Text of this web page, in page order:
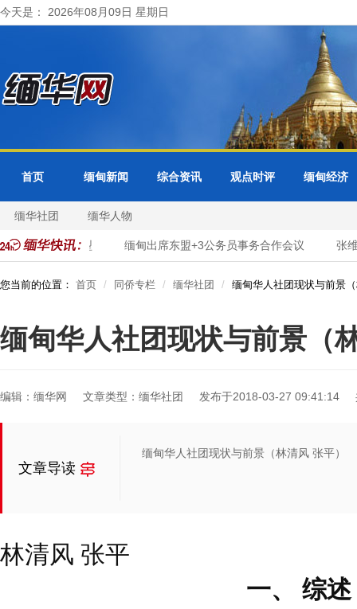
今天是： 2026年08月09日 星期日
首页 缅甸新闻 综合资讯 观点时评 缅甸经济
缅华社团 缅华人物
务数字化转型 缅甸出席东盟+3公务员事务合作会议 张维
您当前的位置： 首页 同侨专栏 缅华社团 缅甸华人社团现状与前景
缅甸华人社团现状与前景（
编辑：缅华网 文章类型：缅华社团 发布于2018-03-27 09:41:14
文章导读
缅甸华人社团现状与前景（林清风 张平）
林清风 张平
一、 综述